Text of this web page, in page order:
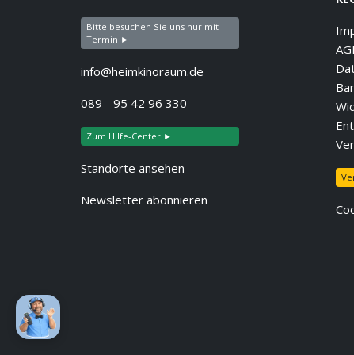
Bitte besuchen Sie uns nur mit
Termin ►
info@heimkinoraum.de
089 - 95 42 96 330
Zum Hilfe-Center ►
Standorte ansehen
Newsletter abonnieren